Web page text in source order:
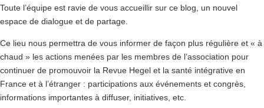
Toute l’équipe est ravie de vous accueillir sur ce blog, un nouvel
espace de dialogue et de partage.
Ce lieu nous permettra de vous informer de façon plus régulière et « à
chaud » les actions menées par les membres de l’association pour
continuer de promouvoir la Revue Hegel et la santé intégrative en
France et à l’étranger : participations aux événements et congrès,
informations importantes à diffuser, initiatives, etc.